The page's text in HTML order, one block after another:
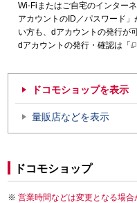
Wi-Fiまたはご自宅のインター
アカウントのID／パスワード
い方も、dアカウントの発行が
dアカウントの発行・確認は「
ドコモショップを表示
量販店などを表示
ドコモショップ
営業時間などは変更となる場